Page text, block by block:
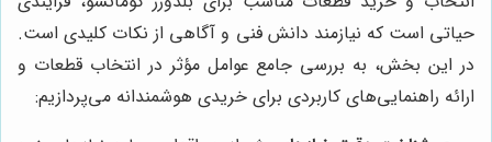
حیاتی است که نیازمند دانش فنی و آگاهی از نکات کلیدی است.
در این بخش، به بررسی جامع عوامل مؤثر در انتخاب قطعات و
ارائه راهنمایی‌های کاربردی برای خریدی هوشمندانه می‌پردازیم: